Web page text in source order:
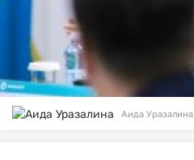
Аида Уразалина